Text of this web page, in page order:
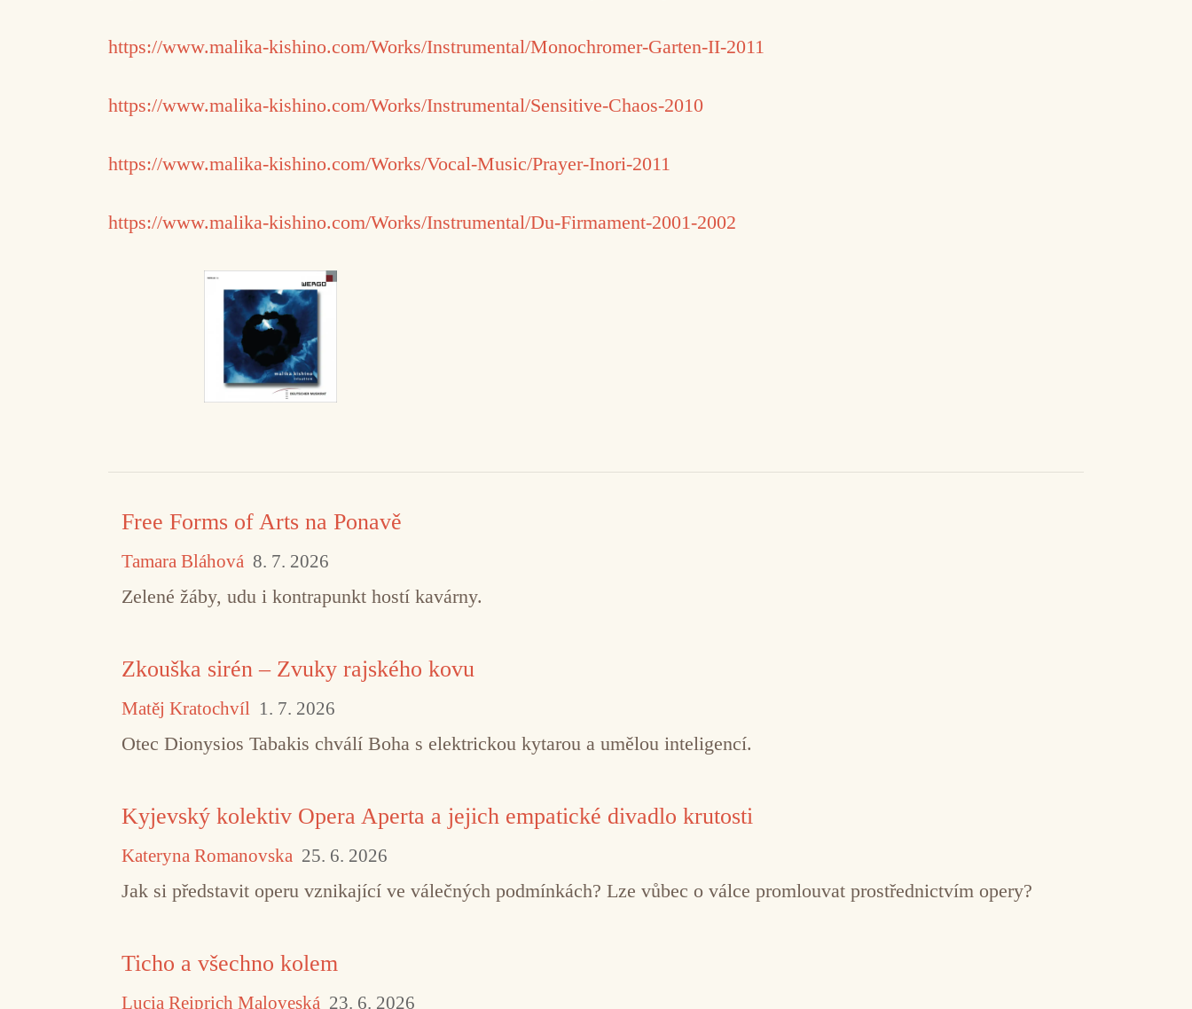
https://www.malika-kishino.com/Works/Instrumental/Monochromer-Garten-II-2011
https://www.malika-kishino.com/Works/Instrumental/Sensitive-Chaos-2010
https://www.malika-kishino.com/Works/Vocal-Music/Prayer-Inori-2011
https://www.malika-kishino.com/Works/Instrumental/Du-Firmament-2001-2002
Free Forms of Arts na Ponavě
Tamara Bláhová 8. 7. 2026
Zelené žáby, udu i kontrapunkt hostí kavárny.
Zkouška sirén – Zvuky rajského kovu
Matěj Kratochvíl 1. 7. 2026
Otec Dionysios Tabakis chválí Boha s elektrickou kytarou a umělou inteligencí.
Kyjevský kolektiv Opera Aperta a jejich empatické divadlo krutosti
Kateryna Romanovska 25. 6. 2026
Jak si představit operu vznikající ve válečných podmínkách? Lze vůbec o válce promlouvat prostřednictvím opery?
Ticho a všechno kolem
Lucia Reiprich Maloveská 23. 6. 2026